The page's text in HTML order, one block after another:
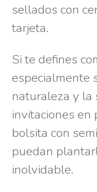
sellados con
tarjeta.
Si te defines
especialmente
naturaleza y la
invitaciones en
bolsita con
puedan
inolvidable.